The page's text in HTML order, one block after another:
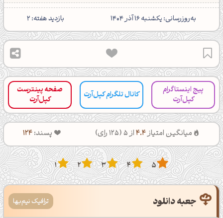
‌به‌روزرسانی: یکشنبه 16 آذر 1404 بازدید هفته: 2
پیج اینستاگرام
کپل‌آرت
کانال تلگرام کپل‌آرت
صفحه پینترست
کپل‌آرت
میانگین امتیاز4.4از 5 ( 125رای) پسند:124
5
4
3
2
1
جعبه دانلود ترافیک نیم‌بها